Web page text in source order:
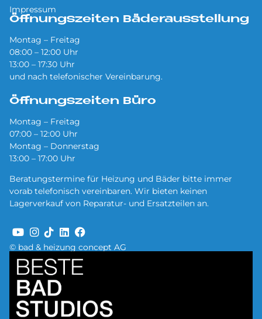
© bad & heizung concept AG
Impressum
Öffnungszeiten Bäderausstellung
Montag – Freitag
08:00 – 12:00 Uhr
13:00 – 17:30 Uhr
und nach telefonischer Vereinbarung.
Öffnungszeiten Büro
Montag – Freitag
07:00 – 12:00 Uhr
Montag – Donnerstag
13:00 – 17:00 Uhr
Beratungstermine für Heizung und Bäder bitte immer
vorab telefonisch vereinbaren. Wir bieten keinen
Lagerverkauf von Reparatur- und Ersatzteilen an.